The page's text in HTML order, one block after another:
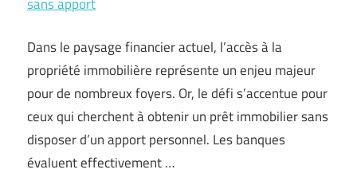
Dans le paysage financier actuel, l’accès à la
propriété immobilière représente un enjeu majeur
pour de nombreux foyers. Or, le défi s’accentue pour
ceux qui cherchent à obtenir un prêt immobilier sans
disposer d’un apport personnel. Les banques
évaluent effectivement …